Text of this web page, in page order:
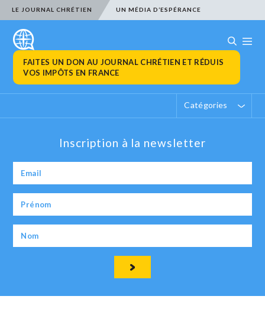
LE JOURNAL CHRÉTIEN UN MÉDIA D’ESPÉRANCE
FAITES UN DON AU JOURNAL CHRÉTIEN ET RÉDUIS
VOS IMPÔTS EN FRANCE
Catégories
Inscription à la newsletter